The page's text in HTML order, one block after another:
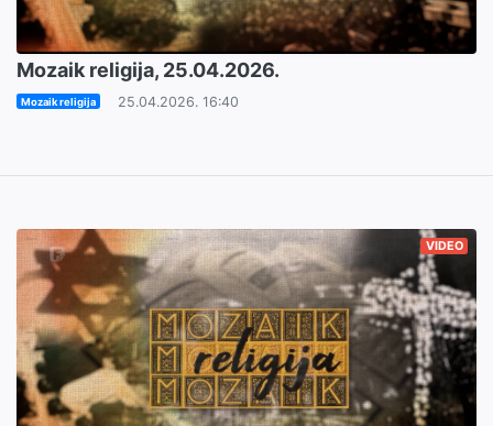
Mozaik religija, 25.04.2026.
Mozaik religija 25.04.2026. 16:40
VIDEO